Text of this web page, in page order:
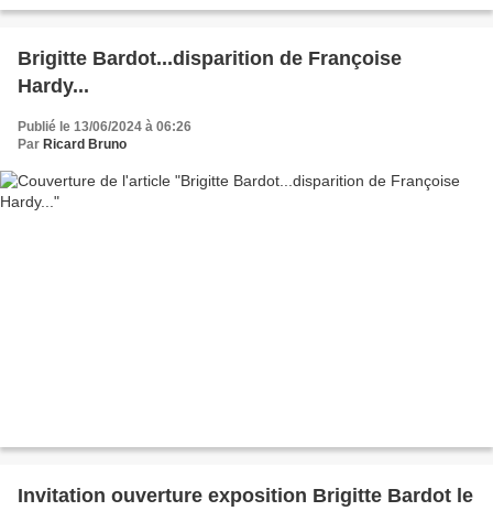
Brigitte Bardot...disparition de Françoise
Hardy...
Publié le 13/06/2024 à 06:26
Par Ricard Bruno
Invitation ouverture exposition Brigitte Bardot le